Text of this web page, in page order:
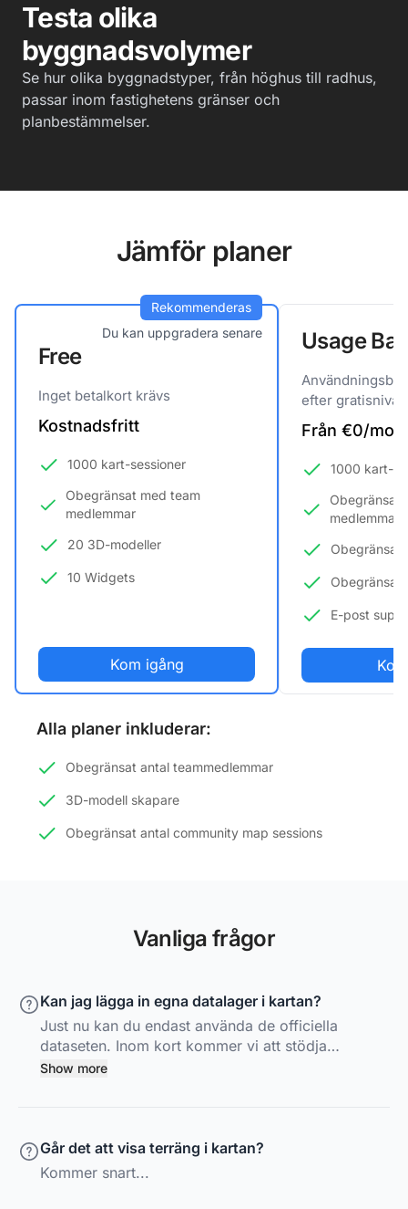
Testa olika
byggnadsvolymer
Se hur olika byggnadstyper, från höghus till radhus,
passar inom fastighetens gränser och
planbestämmelser.
Jämför planer
Rekommenderas
Du kan uppgradera senare
Free
Inget betalkort krävs
Kostnadsfritt
1000 kart-sessioner
Obegränsat med team
medlemmar
20 3D-modeller
10 Widgets
Kom igång
Usage
efter gratisnivån
Från €0/mo
1000 kart-
Obegränsat
medlemmar
Obegränsat
Obegränsat
E-post
Alla planer inkluderar:
Obegränsat antal teammedlemmar
3D-modell skapare
Obegränsat antal community map sessions
Vanliga frågor
Kan jag lägga in egna datalager i kartan?
Just nu kan du endast använda de officiella
dataseten. Inom kort kommer vi att stödja
uppladdning av egna dataset.
Show more
Går det att visa terräng i kartan?
Kommer snart...